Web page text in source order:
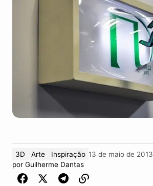
3D Arte Inspiração 13 de maio de 2013
por Guilherme Dantas